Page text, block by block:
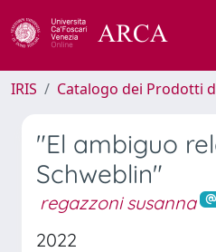
IRIS Catalogo dei Prodotti
"El ambiguo
Schweblin"
regazzoni susanna
2022